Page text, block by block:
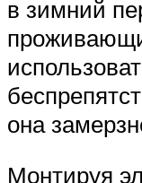
в зимний
она
Монтируя